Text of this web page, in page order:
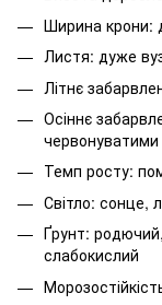
Ширина крони:
Листя: дуже
Літнє
Осіннє
червонуватими
Темп росту:
Світло: сонце,
Ґрунт:
слабокислий